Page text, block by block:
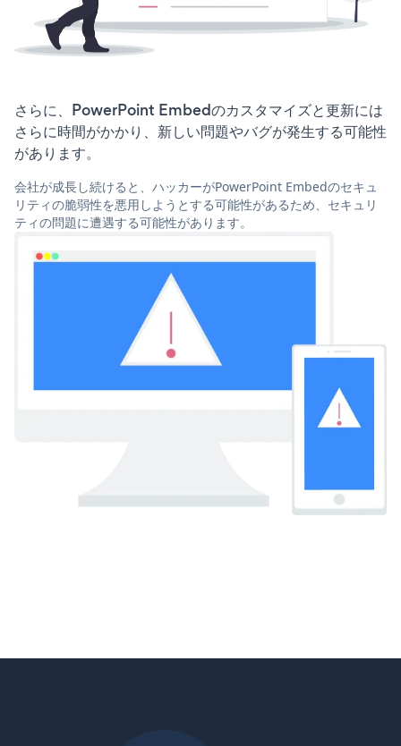
さらに、PowerPoint Embedのカスタマイズと更新には
さらに時間がかかり、新しい問題やバグが発生する可能性
があります。
会社が成長し続けると、ハッカーがPowerPoint Embedのセキュ
リティの脆弱性を悪用しようとする可能性があるため、セキュリ
ティの問題に遭遇する可能性があります。